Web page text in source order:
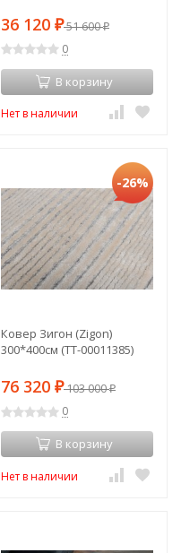
36 120 ₽51 600₽
0
В корзину
Нет в наличии
-26%
Ковер Зигон (Zigon)
300*400см (TT-00011385)
76 320 ₽103 000₽
0
В корзину
Нет в наличии